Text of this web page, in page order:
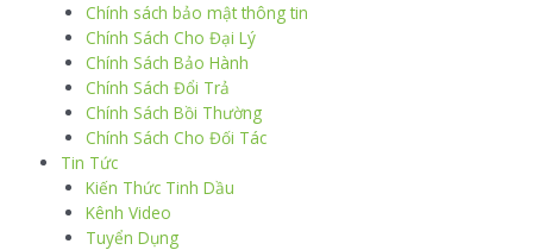
Chính sách bảo mật thông tin
Chính Sách Cho Đại Lý
Chính Sách Bảo Hành
Chính Sách Đổi Trả
Chính Sách Bồi Thường
Chính Sách Cho Đối Tác
Tin Tức
Kiến Thức Tinh Dầu
Kênh Video
Tuyển Dụng